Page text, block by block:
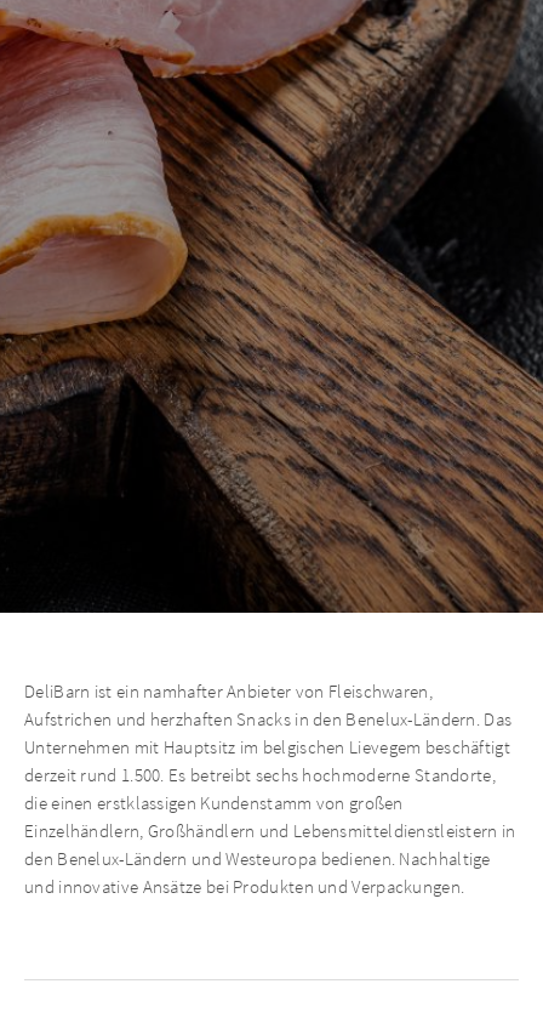
DeliBarn ist ein namhafter Anbieter von Fleischwaren,
Aufstrichen und herzhaften Snacks in den Benelux-Ländern. Das
Unternehmen mit Hauptsitz im belgischen Lievegem beschäftigt
derzeit rund 1.500. Es betreibt sechs hochmoderne Standorte,
die einen erstklassigen Kundenstamm von großen
Einzelhändlern, Großhändlern und Lebensmitteldienstleistern in
den Benelux-Ländern und Westeuropa bedienen. Nachhaltige
und innovative Ansätze bei Produkten und Verpackungen.